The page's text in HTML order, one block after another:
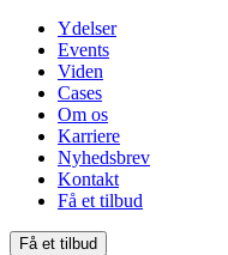
Ydelser
Events
Viden
Cases
Om os
Karriere
Nyhedsbrev
Kontakt
Få et tilbud
Få et tilbud